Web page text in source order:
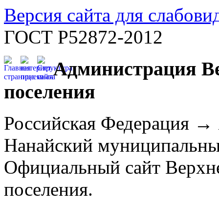
Версия сайта для
ГОСТ Р52872-2012
Администрация
поселения
Российская Федерация
Нанайский
Официальный сайт
поселения.